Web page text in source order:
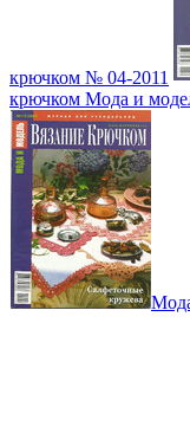
крючком № 04-2011
крючком Мода и